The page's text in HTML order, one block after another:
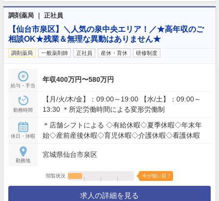
調剤薬局 ｜ 正社員
【仙台市泉区】＼人気の泉中央エリア！／★高年収のご
相談OK★残業＆無理な異動はありません★
調剤薬局 一般薬剤師 正社員 産休・育休 研修制度
給与・手当
年収400万円〜580万円
勤務時間
【月/火/木/金】：09:00～19:00 【水/土】：09:00～
13:30 ＊所定労働時間による変形労働制
休日・休暇
＊店舗シフトによる ◇有給休暇◇夏季休暇◇年末年
始◇産前産後休暇◇育児休暇◇介護休暇◇看護休暇
勤務地
宮城県仙台市泉区
閲覧状況 今が狙い目！
求人の詳細を見る